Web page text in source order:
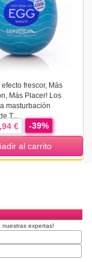
efecto frescor, Más
Más Placer! Los
masturbación
T...
€ -39%
al carrito
nuestras expertas!